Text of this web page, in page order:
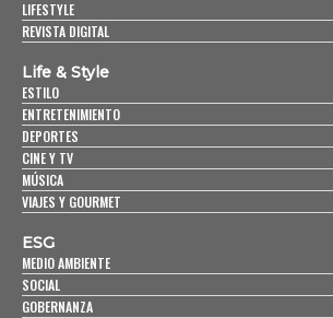
LIFESTYLE
REVISTA DIGITAL
Life & Style
ESTILO
ENTRETENIMIENTO
DEPORTES
CINE Y TV
MÚSICA
VIAJES Y GOURMET
ESG
MEDIO AMBIENTE
SOCIAL
GOBERNANZA